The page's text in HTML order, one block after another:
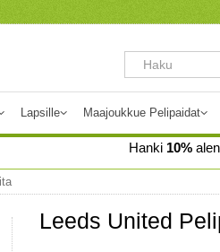
Lapsille Maajoukkue Pelipaidat
Hanki 10%
Leeds United